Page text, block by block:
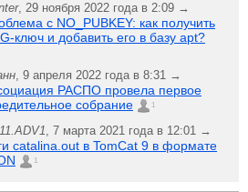
, 29 ноября 2022 года в 2:09 →
с NO_PUBKEY: как получить
ключ и добавить его в базу apt?
, 9 апреля 2022 года в 8:31 →
РАСПО провела первое
собрание
1
, 7 марта 2021 года в 12:01 →
catalina.out в TomCat 9 в формате
1